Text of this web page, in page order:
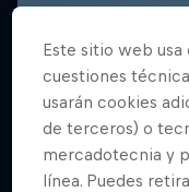
Este sitio web usa
cuestiones
usarán cookies
de terceros) o
mercadotecnia y
línea. Puedes